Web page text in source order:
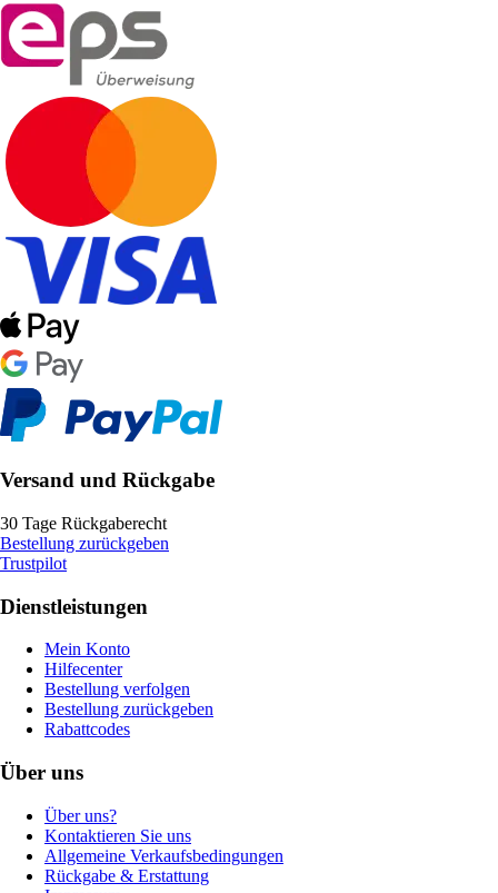
Versand und Rückgabe
30 Tage Rückgaberecht
Bestellung zurückgeben
Trustpilot
Dienstleistungen
Mein Konto
Hilfecenter
Bestellung verfolgen
Bestellung zurückgeben
Rabattcodes
Über uns
Über uns?
Kontaktieren Sie uns
Allgemeine Verkaufsbedingungen
Rückgabe & Erstattung